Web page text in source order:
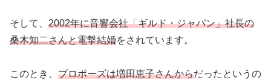
そして、 2002年に音響会社「ギルド・ジャパン」社長の
桑木知二さんと電撃結婚をされています。
このとき、 プロポーズは増田恵子さんからだったというの